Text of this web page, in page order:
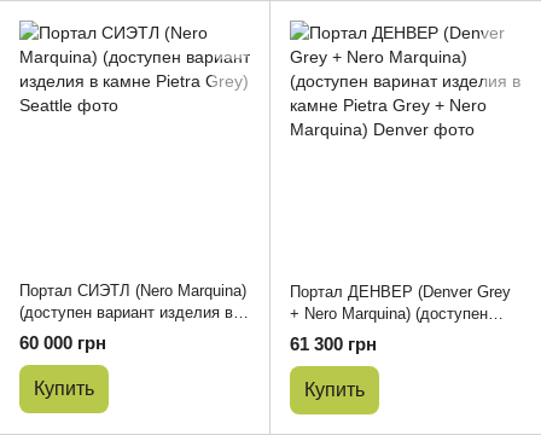
Портал СИЭТЛ (Nero Marquina)
(доступен вариант изделия в
камне Pietra Grey)
60 000 грн
Купить
Портал ДЕНВЕР (Denver Grey
+ Nero Marquina) (доступен
варинат изделия в камне Pietra
Grey + Nero Marquina)
61 300 грн
Купить